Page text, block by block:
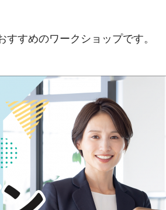
すめのワークショップです。